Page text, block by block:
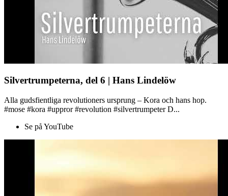
Silvertrumpeterna, del 6 | Hans Lindelöw
Alla gudsfientliga revolutioners ursprung – Kora och hans hop.
#mose #kora #uppror #revolution #silvertrumpeter D...
Se på YouTube